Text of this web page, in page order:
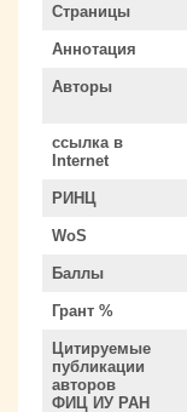
Страницы
Аннотация
Авторы
ссылка в
Internet
РИНЦ
WoS
Баллы
Грант %
Цитируемые
публикации
авторов
ФИЦ ИУ РАН